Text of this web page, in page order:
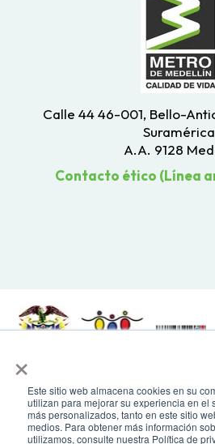
×
Este sitio web almacena cookies en su
utilizan para mejorar su experiencia en el
más personalizados, tanto en este sitio
medios. Para obtener más información
utilizamos, consulte nuestra Política de
Calle 44 46-001, Bello-
A.A. 9128
Contacto ético (Línea
pantalla de 1024 x 768. Para mayor
Edge, Google Chrome o